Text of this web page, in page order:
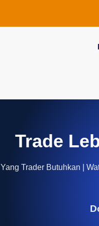
Trade
Yang Trader Butuhkan |